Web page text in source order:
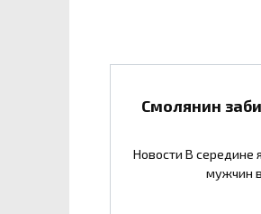
Смолянин
Новости В середине
мужчин